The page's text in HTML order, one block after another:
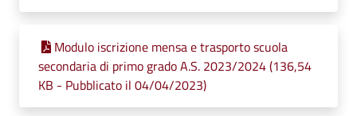
Modulo iscrizione mensa e trasporto scuola
secondaria di primo grado A.S. 2023/2024 (136,54
KB - Pubblicato il 04/04/2023)